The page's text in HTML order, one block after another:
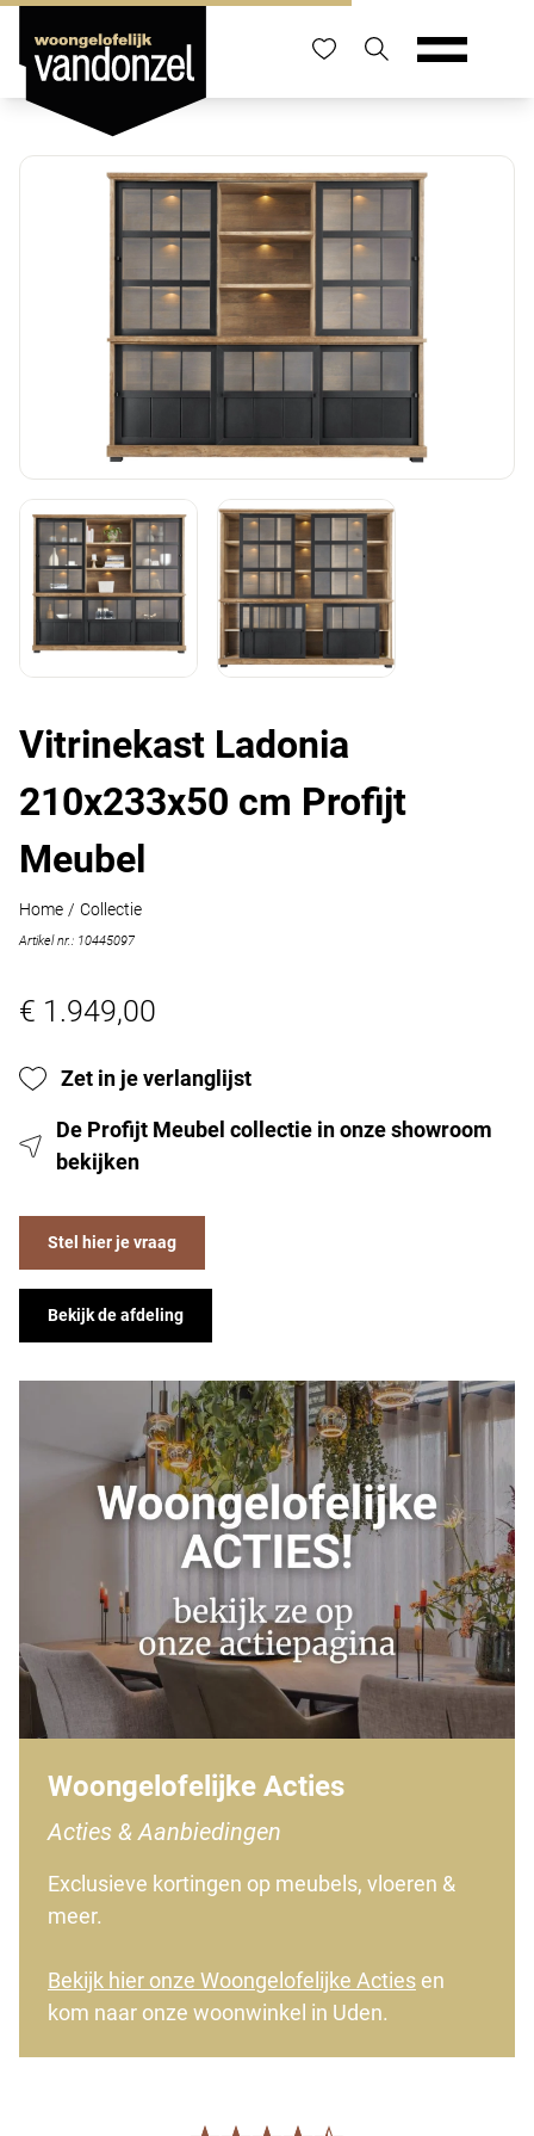
Vitrinekast Ladonia
210x233x50 cm Profijt
Meubel
Home / Collectie
Artikel nr.: 10445097
€ 1.949,00
Zet in je verlanglijst
De Profijt Meubel collectie in onze showroom
bekijken
Stel hier je vraag
Bekijk de afdeling
Woongelofelijke Acties
Acties & Aanbiedingen
Exclusieve kortingen op meubels, vloeren &
meer.
Bekijk hier onze Woongelofelijke Acties en
kom naar onze woonwinkel in Uden.